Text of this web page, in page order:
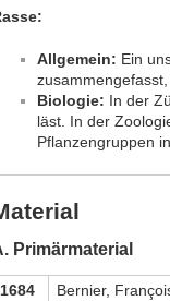
Allgemein: Ein
Biologie: In der
läst. In der
Pflanzengruppen
Primärmaterial
1684
Bernier,